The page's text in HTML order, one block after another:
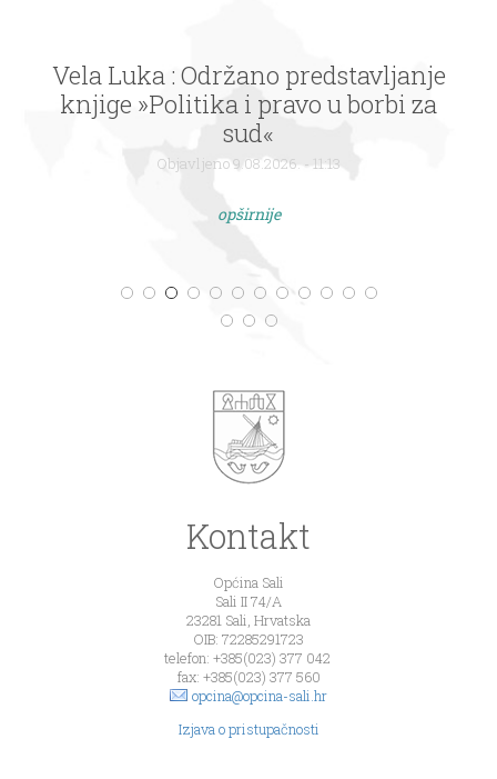
Vela Luka : Održano predstavljanje
knjige »Politika i pravo u borbi za
sud«
Objavljeno 9.08.2026. - 11:13
opširnije
Kontakt
Općina Sali
Sali II 74/A
23281 Sali, Hrvatska
OIB: 72285291723
telefon: +385(023) 377 042
fax: +385(023) 377 560
opcina@opcina-sali.hr
Izjava o pristupačnosti